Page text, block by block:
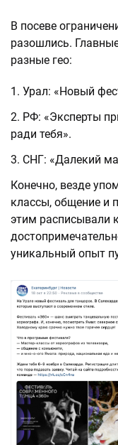
В посеве
разошлись.
разные гео:
Урал: «Новый
РФ: «Эксперты
ради тебя».
СНГ: «Далекий
Конечно, везде
классы, общение и
этим расписывали
уникальный опыт